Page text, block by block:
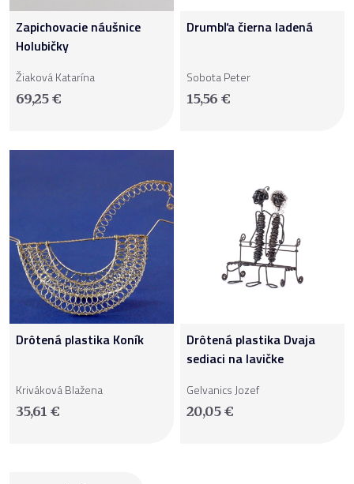
Zapichovacie náušnice
Holubičky
Žiaková Katarína
69,25€
Drumbľa čierna ladená
Sobota Peter
15,56 €
Drôtená plastika Koník
Kriváková Blažena
35,61 €
Drôtená plastika Dvaja
sediaci na lavičke
Gelvanics Jozef
20,05€